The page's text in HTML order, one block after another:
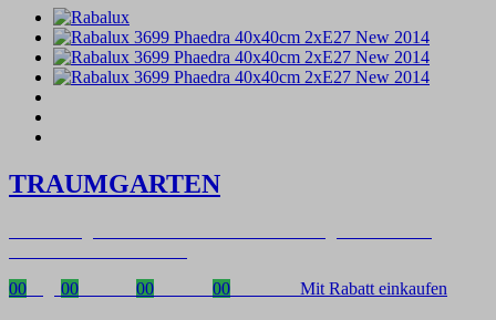
TRAUMGARTEN
00
00 00 00 Mit Rabatt einkaufen